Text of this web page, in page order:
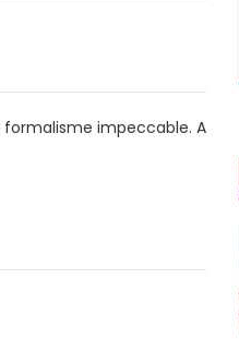
formalisme impeccable. A